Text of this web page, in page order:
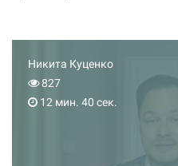
Никита Куценко
827
12 мин. 40 сек.